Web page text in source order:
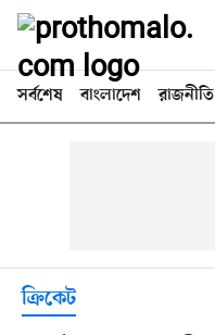
সর্বশেষ বাংলাদেশ রাজনীতি
ক্রিকেট